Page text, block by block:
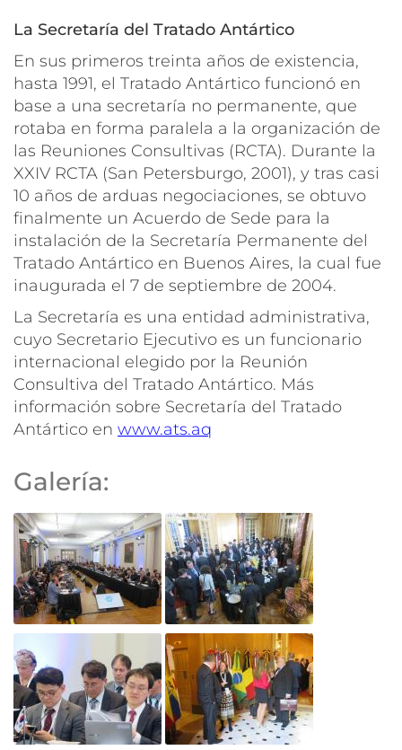
La Secretaría del Tratado Antártico
En sus primeros treinta años de existencia,
hasta 1991, el Tratado Antártico funcionó en
base a una secretaría no permanente, que
rotaba en forma paralela a la organización de
las Reuniones Consultivas (RCTA). Durante la
XXIV RCTA (San Petersburgo, 2001), y tras casi
10 años de arduas negociaciones, se obtuvo
finalmente un Acuerdo de Sede para la
instalación de la Secretaría Permanente del
Tratado Antártico en Buenos Aires, la cual fue
inaugurada el 7 de septiembre de 2004.
La Secretaría es una entidad administrativa,
cuyo Secretario Ejecutivo es un funcionario
internacional elegido por la Reunión
Consultiva del Tratado Antártico. Más
información sobre Secretaría del Tratado
Antártico en www.ats.aq
Galería: